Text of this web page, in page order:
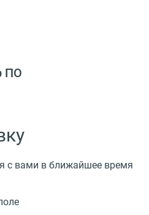
ПО
с вами в ближайшее время